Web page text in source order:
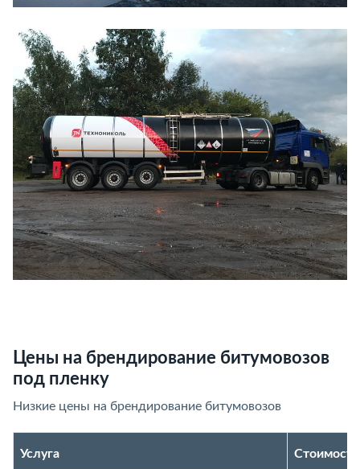
Цены на брендирование битумовозов
под пленку
Низкие цены на брендирование битумовозов
Услуга